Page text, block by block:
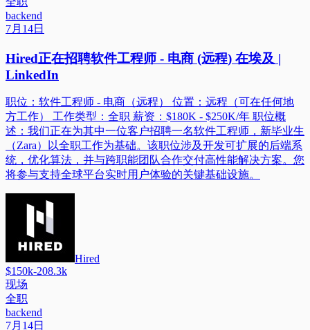
backend
7月14日
Hired正在招聘软件工程师 - 电商 (远程) 在埃及 |
LinkedIn
职位：软件工程师 - 电商（远程） 位置：远程（可在任何地
方工作） 工作类型：全职 薪资：$180K - $250K/年 职位概
述：我们正在为其中一位客户招聘一名软件工程师，新毕业生
（Zara）以全职工作为基础。该职位涉及开发可扩展的后端系
统，优化算法，并与跨职能团队合作交付高性能解决方案。您
将参与支持全球平台实时用户体验的关键基础设施。
Hired
$150k-208.3k
现场
全职
backend
7月14日